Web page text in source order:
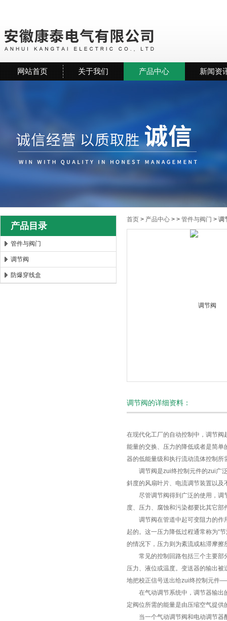
安徽康泰电气有限公司
网站首页 关于我们 产品中心 新闻资
产品目录
管件与阀门
调节阀
防爆穿线盒
首页 > 产品中心 > > 管件与阀门 > 调
调节阀的详细资料：
在现代化工厂的自动控制中，调节
能量的交换、压力的降低或者是简单
器的低能量级和执行流动流体控制
调节阀是zui终控制元件的zui广泛
斜度的风扇叶片、电流调节装置以及
尽管调节阀得到广泛的使用，调节
度、压力、腐蚀和污染都要比其它
调节阀在管道中起可变阻力的作用
起的。这一压力降低过程通常称为“
的情况下，压力则为紊流或粘滞摩
常见的控制回路包括三个主要部分
压力、液位或温度。变送器的输出
地把校正信号送出给zui终控制元件
在气动调节系统中，调节器输出的
定阀位所需的能量是由压缩空气提
当一个气动调节阀和电动调节器配